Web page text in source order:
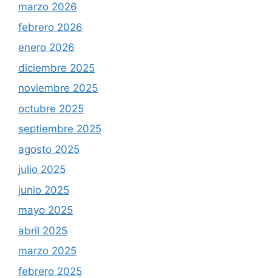
marzo 2026
febrero 2026
enero 2026
diciembre 2025
noviembre 2025
octubre 2025
septiembre 2025
agosto 2025
julio 2025
junio 2025
mayo 2025
abril 2025
marzo 2025
febrero 2025